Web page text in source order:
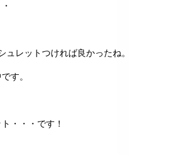
レットつければ良かったね。
す。
・・・です！